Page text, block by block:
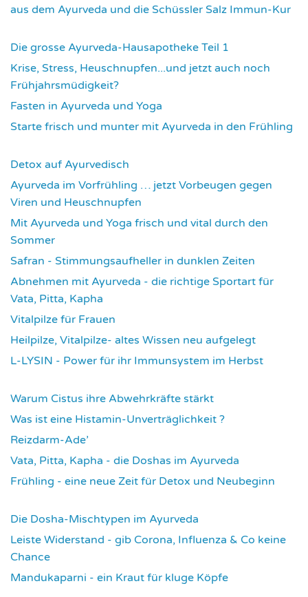
aus dem Ayurveda und die Schüssler Salz Immun-Kur
Die grosse Ayurveda-Hausapotheke Teil 1
Krise, Stress, Heuschnupfen...und jetzt auch noch
Frühjahrsmüdigkeit?
Fasten in Ayurveda und Yoga
Starte frisch und munter mit Ayurveda in den Frühling
Detox auf Ayurvedisch
Ayurveda im Vorfrühling … jetzt Vorbeugen gegen
Viren und Heuschnupfen
Mit Ayurveda und Yoga frisch und vital durch den
Sommer
Safran - Stimmungsaufheller in dunklen Zeiten
Abnehmen mit Ayurveda - die richtige Sportart für
Vata, Pitta, Kapha
Vitalpilze für Frauen
Heilpilze, Vitalpilze- altes Wissen neu aufgelegt
L-LYSIN - Power für ihr Immunsystem im Herbst
Warum Cistus ihre Abwehrkräfte stärkt
Was ist eine Histamin-Unverträglichkeit ?
Reizdarm-Ade’
Vata, Pitta, Kapha - die Doshas im Ayurveda
Frühling - eine neue Zeit für Detox und Neubeginn
Die Dosha-Mischtypen im Ayurveda
Leiste Widerstand - gib Corona, Influenza & Co keine
Chance
Mandukaparni - ein Kraut für kluge Köpfe